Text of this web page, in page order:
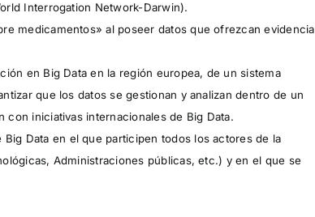
Interrogation Network-Darwin).
medicamentos» al poseer datos que ofrezcan evidencia
en Big Data en la región europea, de un sistema
que los datos se gestionan y analizan dentro de un
iniciativas internacionales de Big Data.
Data en el que participen todos los actores de la
Administraciones públicas, etc.) y en el que se